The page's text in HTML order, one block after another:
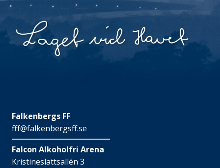
Falkenbergs FF
fff@falkenbergsff.se
Falcon Alkoholfri Arena
Kristineslättsallén 3